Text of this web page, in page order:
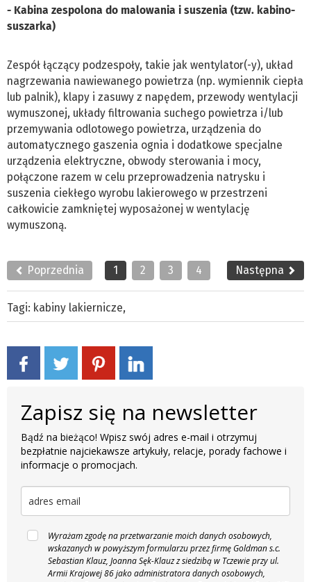
- Kabina zespolona do malowania i suszenia (tzw. kabino-
suszarka)
Zespół łączący podzespoły, takie jak wentylator(-y), układ
nagrzewania nawiewanego powietrza (np. wymiennik ciepła
lub palnik), klapy i zasuwy z napędem, przewody wentylacji
wymuszonej, układy filtrowania suchego powietrza i/lub
przemywania odlotowego powietrza, urządzenia do
automatycznego gaszenia ognia i dodatkowe specjalne
urządzenia elektryczne, obwody sterowania i mocy,
połączone razem w celu przeprowadzenia natrysku i
suszenia ciekłego wyrobu lakierowego w przestrzeni
całkowicie zamkniętej wyposażonej w wentylację
wymuszoną.
Poprzednia 1 2 3 4 Następna
Tagi: kabiny lakiernicze,
Zapisz się na newsletter
Bądź na bieżąco! Wpisz swój adres e-mail i otrzymuj
bezpłatnie najciekawsze artykuły, relacje, porady fachowe i
informacje o promocjach.
Wyrażam zgodę na przetwarzanie moich danych osobowych,
wskazanych w powyższym formularzu przez firmę Goldman s.c.
Sebastian Klauz, Joanna Sęk-Klauz z siedzibą w Tczewie przy ul.
Armii Krajowej 86 jako administratora danych osobowych,